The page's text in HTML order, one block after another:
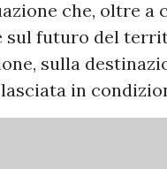
che, oltre a
sul futuro del
sulla
lasciata in